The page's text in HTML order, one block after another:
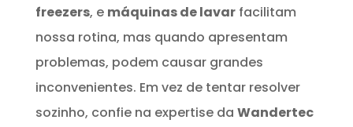
freezers, e máquinas de lavarfacilitam
nossa rotina, mas quando apresentam
problemas, podem causar grandes
inconvenientes. Em vez de tentar resolver
sozinho, confie na expertise da Wandertec